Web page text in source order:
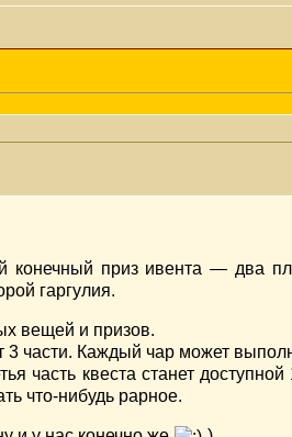
конечный приз ивента — два
гаргулия.
вещей и призов.
3 части. Каждый чар может
часть квеста станет
что-нибудь рарное.